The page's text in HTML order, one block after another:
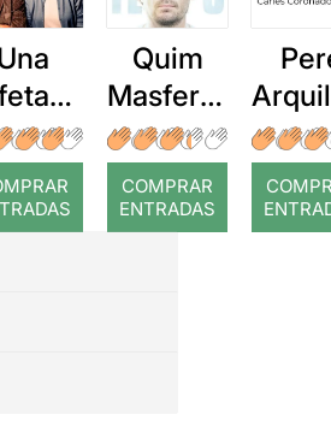
Quim
Masferre
r: Temps
COMPRAR
ENTRADAS
: